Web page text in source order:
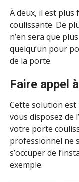
À deux, il est plus
coulissante. De
n’en sera que
quelqu’un pour
de la porte.
Faire appel
Cette solution est
vous disposez de
votre porte
professionnel ne
s’occuper de
exemple.